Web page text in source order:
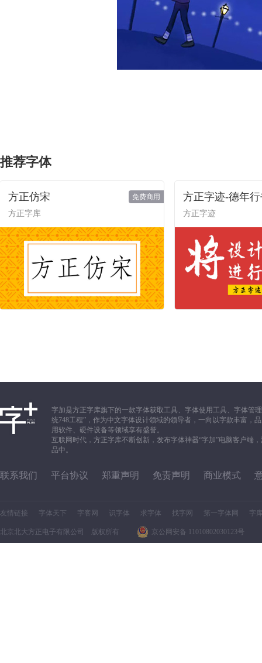
推荐字体
方正仿宋
方正字库
免费商用 方正字迹-德年
方正字迹
字加是方正字库旗下的一款字体获取工具、字体使用工具、字体管
统748工程”，作为中文字体设计领域的领导者，一向以字款丰富，
用软件、硬件设备等领域享有盛誉。
互联网时代，方正字库不断创新，发布字体神器“字加”电脑客户端
品中。
联系我们 平台协议 郑重声明 免责声明 商业模式
友情链接 字体天下 字客网 识字体 求字体 找字网 第一字体网 字
北京北大方正电子有限公司 版权所有 京公网安备 11010802030123号